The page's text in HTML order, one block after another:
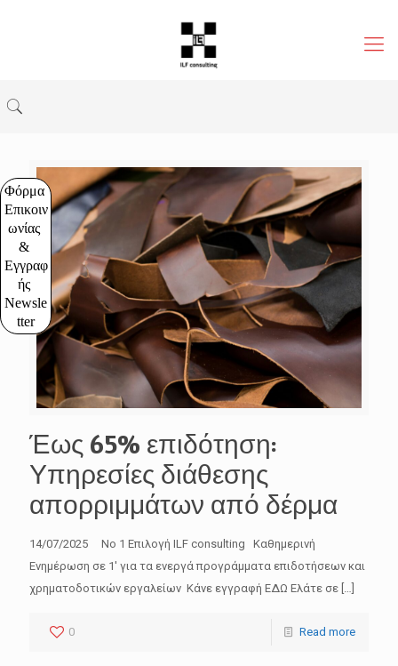
Φόρμα
Επικοιν
ωνίας
&
Εγγραφ
ής
Newsle
tter
Έως 65% επιδότηση:
Υπηρεσίες διάθεσης
απορριμμάτων από δέρμα
14/07/2025 No 1 Επιλογή ILF consulting Καθημερινή
Ενημέρωση σε 1′ για τα ενεργά προγράμματα επιδοτήσεων και
χρηματοδοτικών εργαλείων Κάνε εγγραφή ΕΔΩ Ελάτε σε
0 Read more